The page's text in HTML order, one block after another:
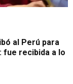
al Perú para
fue recibida a lo